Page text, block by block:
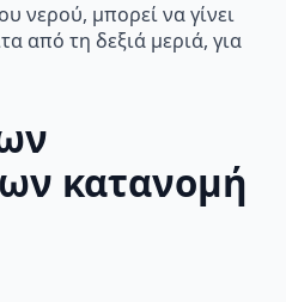
νερού, μπορεί να γίνει
από τη δεξιά μεριά, για
κατανομή